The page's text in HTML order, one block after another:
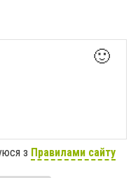
🙂
з Правилами сайту